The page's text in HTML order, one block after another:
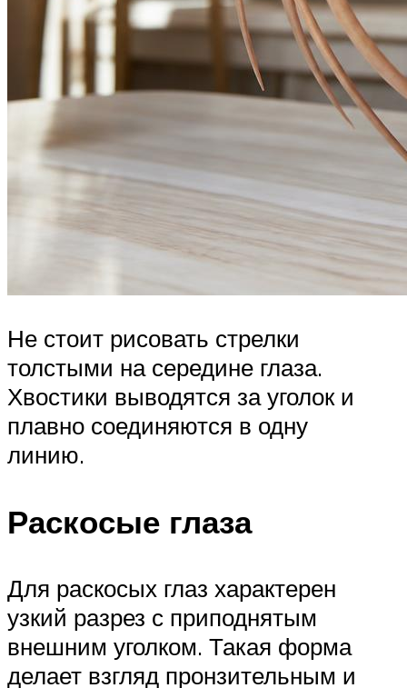
Не стоит рисовать стрелки
толстыми на середине глаза.
Хвостики выводятся за уголок и
плавно соединяются в одну
линию.
Раскосые глаза
Для раскосых глаз характерен
узкий разрез с приподнятым
внешним уголком. Такая форма
делает взгляд пронзительным и